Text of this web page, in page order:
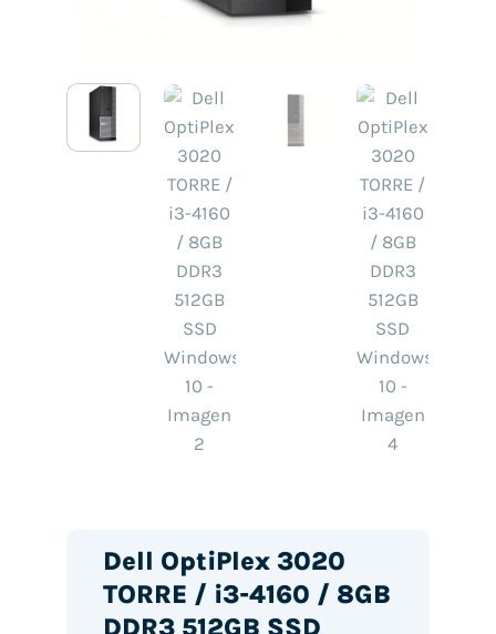
Dell OptiPlex 3020
TORRE / i3-4160 / 8GB
DDR3 512GB SSD